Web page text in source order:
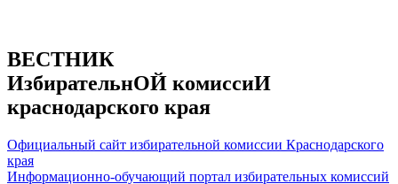
ВЕСТНИК
ИзбирательнОЙ комиссиИ
краснодарского края
Официальный сайт избирательной комиссии Краснодарского
края
Информационно-обучающий портал избирательных комиссий